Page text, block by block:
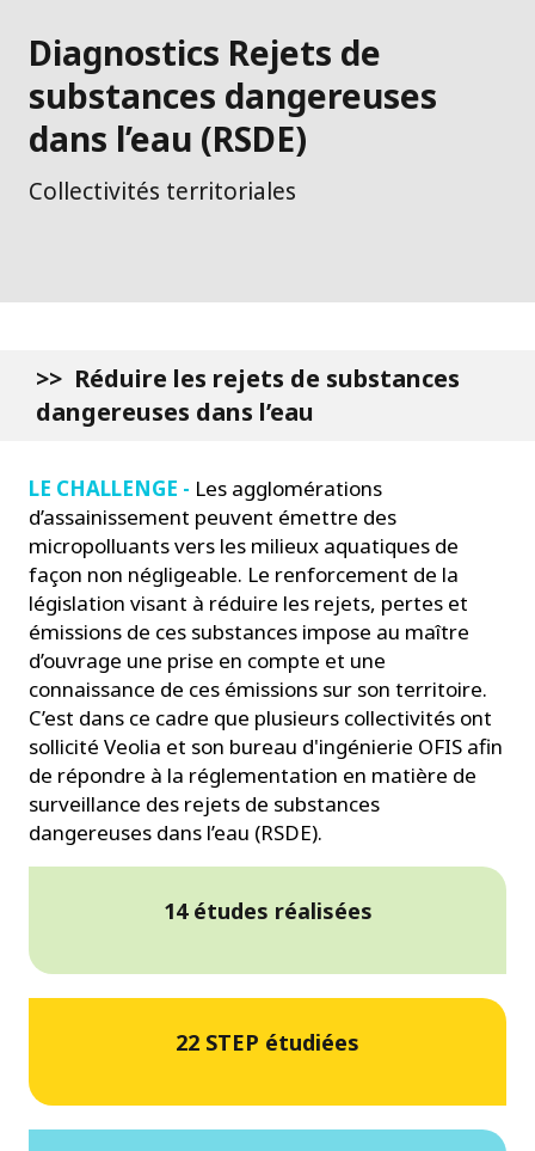
Diagnostics Rejets de
substances dangereuses
dans l’eau (RSDE)
Collectivités territoriales
>> Réduire les rejets de substances
dangereuses dans l’eau
LE CHALLENGE - Les agglomérations
d’assainissement peuvent émettre des
micropolluants vers les milieux aquatiques de
façon non négligeable. Le renforcement de la
législation visant à réduire les rejets, pertes et
émissions de ces substances impose au maître
d’ouvrage une prise en compte et une
connaissance de ces émissions sur son territoire.
C’est dans ce cadre que plusieurs collectivités ont
sollicité Veolia et son bureau d'ingénierie OFIS afin
de répondre à la réglementation en matière de
surveillance des rejets de substances
dangereuses dans l’eau (RSDE).
14 études réalisées
22 STEP étudiées